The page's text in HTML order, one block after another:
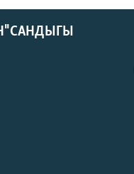
САНДЫГЫ